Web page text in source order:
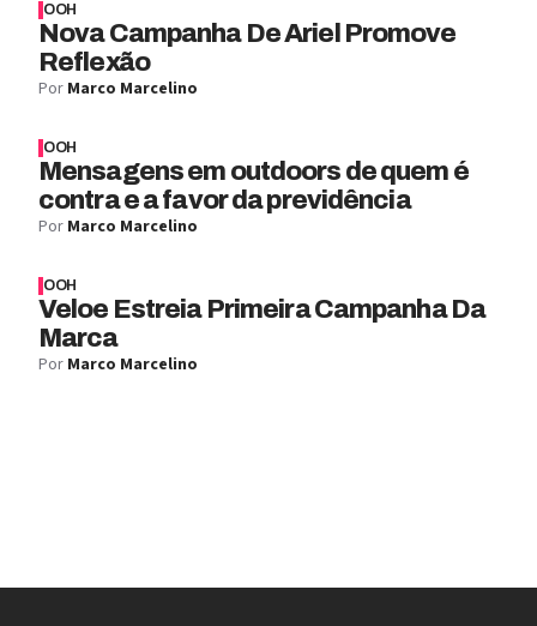
OOH
Nova Campanha De Ariel Promove
Reflexão
Por Marco Marcelino
OOH
Mensagens em outdoors de quem é
contra e a favor da previdência
Por Marco Marcelino
OOH
Veloe Estreia Primeira Campanha Da
Marca
Por Marco Marcelino